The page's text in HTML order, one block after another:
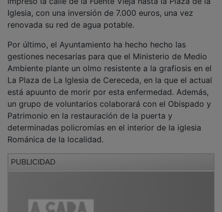
Iglesia, con una inversión de 7.000 euros, una vez
renovada su red de agua potable.
gestiones necesarias para que el Ministerio de Medio
Ambiente plante un olmo resistente a la grafiosis en el
La Plaza de La Iglesia de Cereceda, en la que el actual
está apuunto de morir por esta enfermedad. Además,
un grupo de voluntarios colaborará con el Obispado y
Patrimonio en la restauración de la puerta y
determinadas policromías en el interior de la iglesia
Románica de la localidad.